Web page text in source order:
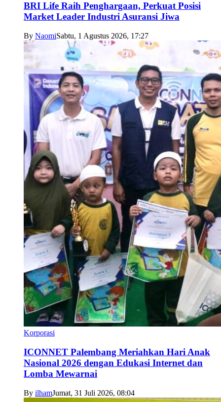
BRI Life Raih Penghargaan, Perkuat Posisi
Market Leader Industri Asuransi Jiwa
By NaomiSabtu, 1 Agustus 2026, 17:27
Korporasi
ICONNET Palembang Meriahkan Hari Anak
Nasional 2026 dengan Edukasi Internet dan
Lomba Mewarnai
By ilhamJumat, 31 Juli 2026, 08:04